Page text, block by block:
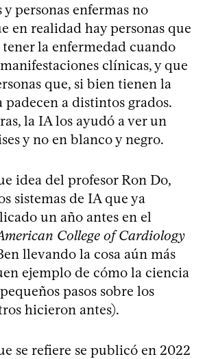
y personas enfermas no
en realidad hay personas que
la enfermedad cuando
clínicas, y que
que, si bien tienen la
padecen a distintos grados.
la IA los ayudó a ver un
y no en blanco y negro.
idea del profesor Ron Do,
sistemas de IA que ya
un año antes en el
College of Cardiology
llevando la cosa aún más
ejemplo de cómo la ciencia
pasos sobre los
hicieron antes).
se refiere se publicó en 2022